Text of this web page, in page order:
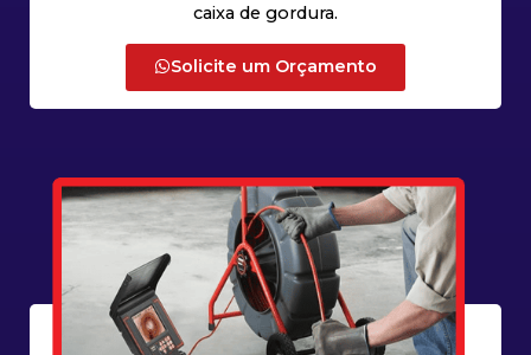
caixa de gordura.
Solicite um Orçamento